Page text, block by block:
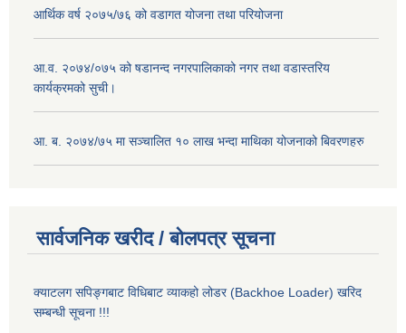
आर्थिक वर्ष २०७५/७६ को वडागत योजना तथा परियोजना
आ.व. २०७४/०७५ को षडानन्द नगरपालिकाको नगर तथा वडास्तरिय
कार्यक्रमको सुची।
आ. ब. २०७४/७५ मा सञ्चालित १० लाख भन्दा माथिका योजनाको बिवरणहरु
सार्वजनिक खरीद / बोलपत्र सूचना
क्याटलग सपिङ्गबाट विधिबाट व्याकहो लोडर (Backhoe Loader) खरिद
सम्बन्धी सूचना !!!